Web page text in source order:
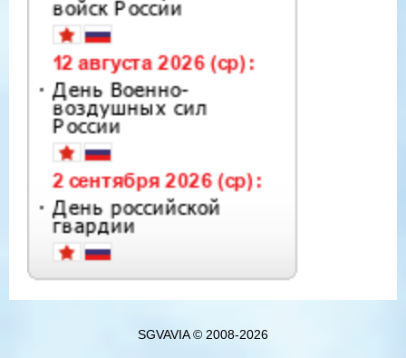
SGVAVIA © 2008-2026